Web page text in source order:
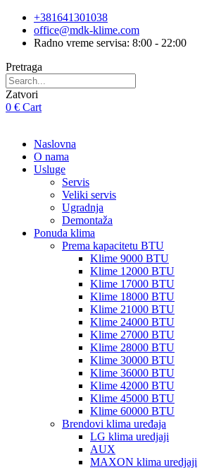
Skip
content
+381641301038
office@mdk-klime.com
Radno vreme servisa: 8:00 - 22:00
Pretraga
Zatvori
0 € Cart
Naslovna
O nama
Usluge
Servis
Veliki servis
Ugradnja
Demontaža
Ponuda klima
Prema kapacitetu BTU
Klime 9000 BTU
Klime 12000 BTU
Klime 17000 BTU
Klime 18000 BTU
Klime 21000 BTU
Klime 24000 BTU
Klime 27000 BTU
Klime 28000 BTU
Klime 30000 BTU
Klime 36000 BTU
Klime 42000 BTU
Klime 45000 BTU
Klime 60000 BTU
Brendovi klima uređaja
LG klima uredjaji
AUX
MAXON klima uredjaji